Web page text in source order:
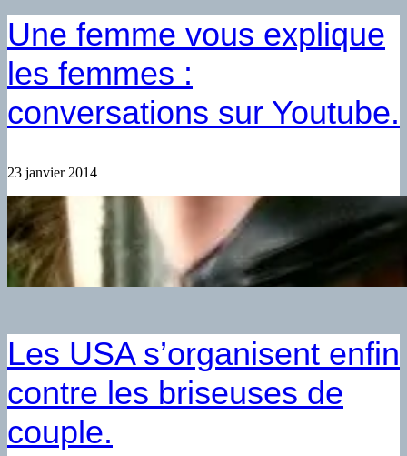
Une femme vous explique
les femmes :
conversations sur Youtube.
23 janvier 2014
Les USA s’organisent enfin
contre les briseuses de
couple.